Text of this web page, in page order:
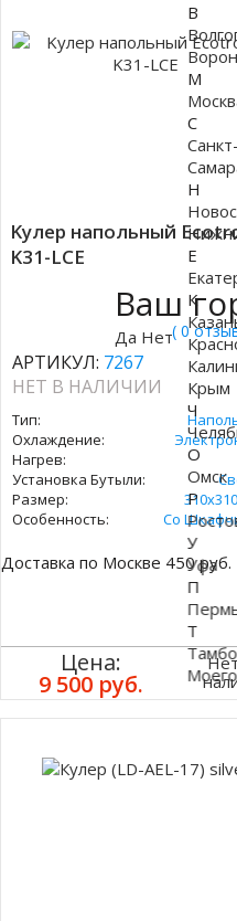
Kулер напольный
K31-LCE
( 0
АРТИКУЛ: 7267
НЕТ В НАЛИЧИИ
Тип:
Охлаждение:
Нагрев:
Установка Бутыли:
Размер:
Особенность:
Со
Доставка по Москве 450 руб.
Цена:
9 500 руб.
Ваш
Да Нет
В
М
С
Н
Е
К
Крым
Ч
О
Омск
Р
У
Уфа
П
Т